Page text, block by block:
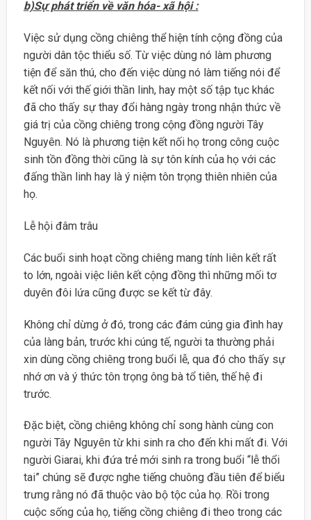
b)Sự phát triển về văn hóa- xã hội :
Việc sử dụng cồng chiêng thể hiện tính cộng đồng của
người dân tộc thiểu số. Từ việc dùng nó làm phương
tiện để săn thú, cho đến việc dùng nó làm tiếng nói để
kết nối với thế giới thần linh, hay một số tập tục khác
đã cho thấy sự thay đổi hàng ngày trong nhận thức về
giá trị của cồng chiêng trong cộng đồng người Tây
Nguyên. Nó là phương tiện kết nối họ trong công cuộc
sinh tồn đồng thời cũng là sự tôn kính của họ với các
đấng thần linh hay là ý niệm tôn trọng thiên nhiên của
họ.
Lễ hội đâm trâu
Các buổi sinh hoạt cồng chiêng mang tính liên kết rất
to lớn, ngoài việc liên kết cộng đồng thì những mối tơ
duyên đôi lứa cũng được se kết từ đây.
Không chỉ dừng ở đó, trong các đám cúng gia đình hay
của làng bản, trước khi cúng tế, người ta thường phải
xin dùng cồng chiêng trong buổi lễ, qua đó cho thấy sự
nhớ ơn và ý thức tôn trọng ông bà tổ tiên, thế hệ đi
trước.
Đặc biệt, cồng chiêng không chỉ song hành cùng con
người Tây Nguyên từ khi sinh ra cho đến khi mất đi. Với
người Giarai, khi đứa trẻ mới sinh ra trong buổi “lễ thổi
tai” chúng sẽ được nghe tiếng chuông đầu tiên để biểu
trưng rằng nó đã thuộc vào bộ tộc của họ. Rồi trong
cuộc sống của họ, tiếng cồng chiêng đi theo trong các